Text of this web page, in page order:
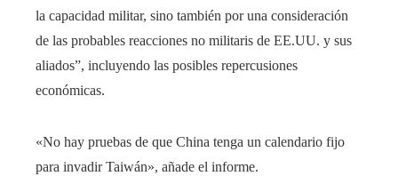
la capacidad militar, sino también por una consideración
de las probables reacciones no militaris de EE.UU. y sus
aliados”, incluyendo las posibles repercusiones
económicas.
«No hay pruebas de que China tenga un calendario fijo
para invadir Taiwán», añade el informe.